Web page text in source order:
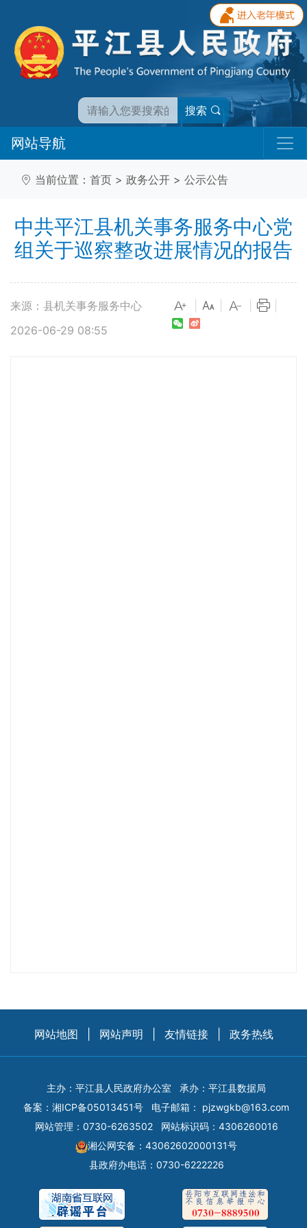
搜索
网站导航
当前位置： 首页 > 政务公开 > 公示公告
中共平江县机关事务服务中心党
组关于巡察整改进展情况的报告
来源：县机关事务服务中心
2026-06-29 08:55
网站地图 网站声明 友情链接 政务热线
主办：平江县人民政府办公室
承办：平江县数据局
备案： 湘ICP备05013451号 电子邮箱： pjzwgkb@163.com
网站管理：0730-6263502
网站标识码：4306260016
湘公网安备：43062602000131号
县政府办电话：0730-6222226